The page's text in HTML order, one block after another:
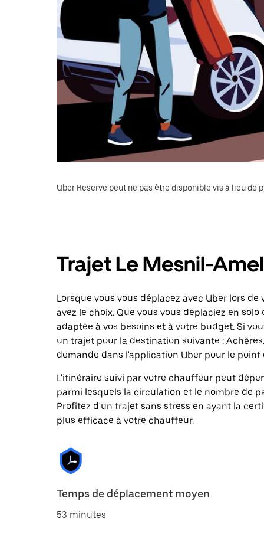
Uber Reserve peut ne pas être disponible vis à lieu de
Trajet Le Mesnil-
Lorsque vous vous déplacez avec Uber lors
avez le choix. Que vous vous déplaciez en
adaptée à vos besoins et à votre budget. Si
un trajet pour la destination suivante :
demande dans l'application Uber pour le
L'itinéraire suivi par votre chauffeur peut
parmi lesquels la circulation et le nombre de
Profitez d'un trajet sans stress en ayant la
plus efficace à votre chauffeur.
Temps de déplacement moyen
53 minutes